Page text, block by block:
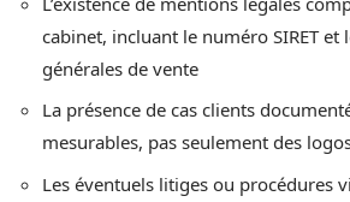
cabinet, incluant le numéro SIRET et
générales de vente
La présence de cas clients
mesurables, pas seulement des
Les éventuels litiges ou procédures